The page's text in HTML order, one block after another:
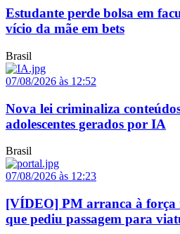
Estudante perde bolsa em
vício da mãe em bets
Brasil
07/08/2026 às 12:52
Nova lei criminaliza
adolescentes gerados por IA
Brasil
07/08/2026 às 12:23
[VÍDEO] PM arranca à força
que pediu passagem para